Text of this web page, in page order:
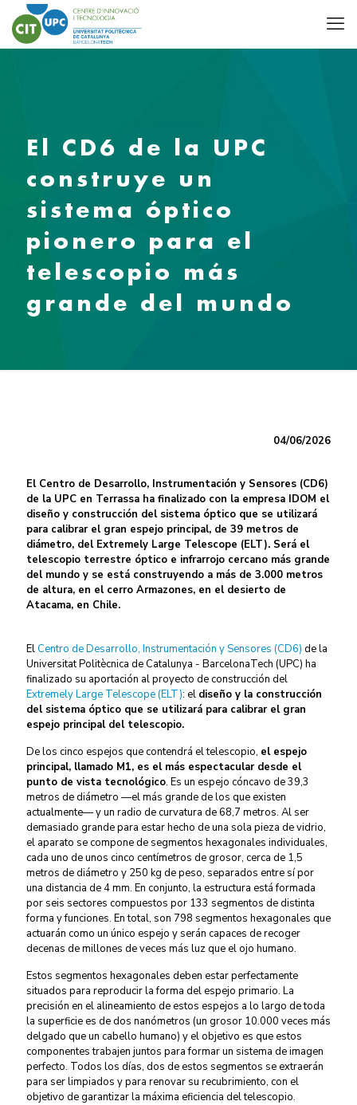
El CD6 de la UPC
construye un
sistema óptico
pionero para el
telescopio más
grande del mundo
04/06/2026
El Centro de Desarrollo, Instrumentación y Sensores (CD6)
de la UPC en Terrassa ha finalizado con la empresa IDOM el
diseño y construcción del sistema óptico que se utilizará
para calibrar el gran espejo principal, de 39 metros de
diámetro, del Extremely Large Telescope (ELT). Será el
telescopio terrestre óptico e infrarrojo cercano más grande
del mundo y se está construyendo a más de 3.000 metros
de altura, en el cerro Armazones, en el desierto de
Atacama, en Chile.
El Centro de Desarrollo, Instrumentación y Sensores (CD6) de la
Universitat Politècnica de Catalunya - BarcelonaTech (UPC) ha
finalizado su aportación al proyecto de construcción del
Extremely Large Telescope (ELT): el diseño y la construcción
del sistema óptico que se utilizará para calibrar el gran
espejo principal del telescopio.
De los cinco espejos que contendrá el telescopio, el espejo
principal, llamado M1, es el más espectacular desde el
punto de vista tecnológico. Es un espejo cóncavo de 39,3
metros de diámetro —el más grande de los que existen
actualmente— y un radio de curvatura de 68,7 metros. Al ser
demasiado grande para estar hecho de una sola pieza de vidrio,
el aparato se compone de segmentos hexagonales individuales,
cada uno de unos cinco centímetros de grosor, cerca de 1,5
metros de diámetro y 250 kg de peso, separados entre sí por
una distancia de 4 mm. En conjunto, la estructura está formada
por seis sectores compuestos por 133 segmentos de distinta
forma y funciones. En total, son 798 segmentos hexagonales que
actuarán como un único espejo y serán capaces de recoger
decenas de millones de veces más luz que el ojo humano.
Estos segmentos hexagonales deben estar perfectamente
situados para reproducir la forma del espejo primario. La
precisión en el alineamiento de estos espejos a lo largo de toda
la superficie es de dos nanómetros (un grosor 10.000 veces más
delgado que un cabello humano) y el objetivo es que estos
componentes trabajen juntos para formar un sistema de imagen
perfecto. Todos los días, dos de estos segmentos se extraerán
para ser limpiados y para renovar su recubrimiento, con el
objetivo de garantizar la máxima eficiencia del telescopio.